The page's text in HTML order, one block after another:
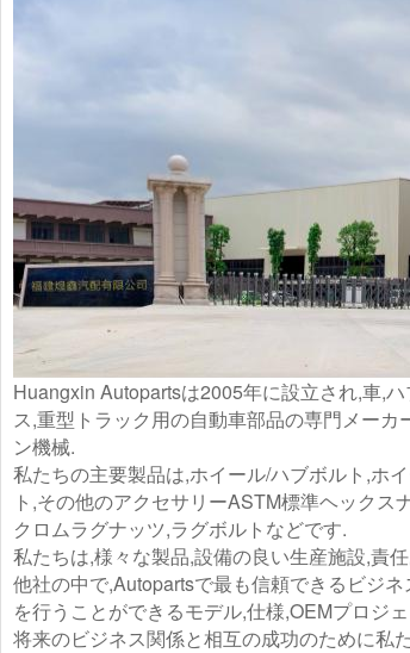
Huangxin Autopartsは2005年に設立され,車,
ス,重型トラック用の自動車部品の専門メー
ン機械.
私たちの主要製品は,ホイール/ハブボルト,ホ
ト,その他のアクセサリーASTM標準ヘック
クロムラグナッツ,ラグボルトなどです.
私たちは,様々な製品,設備の良い生産施設,責
他社の中で,Autopartsで最も信頼できるビジ
を行うことができるモデル,仕様,OEMプロジ
将来のビジネス関係と相互の成功のために私